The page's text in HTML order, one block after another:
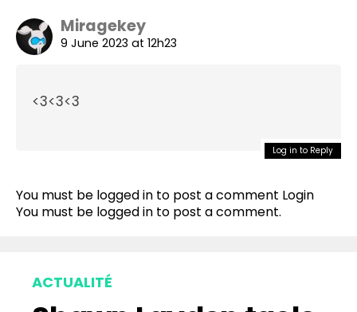
Miragekey
9 June 2023 at 12h23
<3<3<3
Log in to Reply
You must be logged in to post a comment Login
You must be logged in to post a comment.
ACTUALITÉ
Pinterest